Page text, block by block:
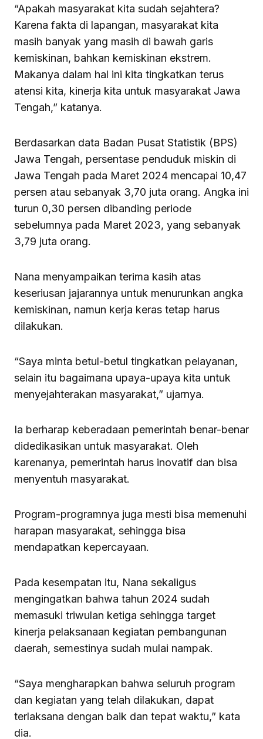
“Apakah masyarakat kita sudah sejahtera?
Karena fakta di lapangan, masyarakat kita
masih banyak yang masih di bawah garis
kemiskinan, bahkan kemiskinan ekstrem.
Makanya dalam hal ini kita tingkatkan terus
atensi kita, kinerja kita untuk masyarakat Jawa
Tengah,” katanya.
Berdasarkan data Badan Pusat Statistik (BPS)
Jawa Tengah, persentase penduduk miskin di
Jawa Tengah pada Maret 2024 mencapai 10,47
persen atau sebanyak 3,70 juta orang. Angka ini
turun 0,30 persen dibanding periode
sebelumnya pada Maret 2023, yang sebanyak
3,79 juta orang.
Nana menyampaikan terima kasih atas
keseriusan jajarannya untuk menurunkan angka
kemiskinan, namun kerja keras tetap harus
dilakukan.
“Saya minta betul-betul tingkatkan pelayanan,
selain itu bagaimana upaya-upaya kita untuk
menyejahterakan masyarakat,” ujarnya.
Ia berharap keberadaan pemerintah benar-benar
didedikasikan untuk masyarakat. Oleh
karenanya, pemerintah harus inovatif dan bisa
menyentuh masyarakat.
Program-programnya juga mesti bisa memenuhi
harapan masyarakat, sehingga bisa
mendapatkan kepercayaan.
Pada kesempatan itu, Nana sekaligus
mengingatkan bahwa tahun 2024 sudah
memasuki triwulan ketiga sehingga target
kinerja pelaksanaan kegiatan pembangunan
daerah, semestinya sudah mulai nampak.
“Saya mengharapkan bahwa seluruh program
dan kegiatan yang telah dilakukan, dapat
terlaksana dengan baik dan tepat waktu,” kata
dia.